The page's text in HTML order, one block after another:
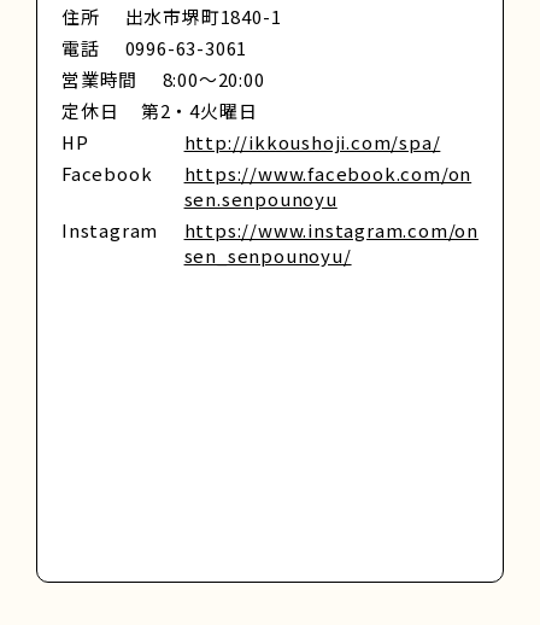
住所
出水市堺町1840-1
電話
0996-63-3061
営業時間
8:00～20:00
定休日
第2・4火曜日
HP
http://ikkoushoji.com/spa/
Facebook
https://www.facebook.com/on
sen.senpounoyu
Instagram
https://www.instagram.com/on
sen_senpounoyu/